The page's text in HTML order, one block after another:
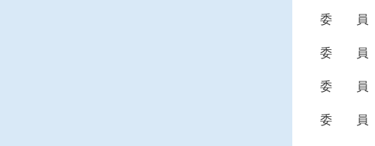
委 員
委 員
委 員
委 員